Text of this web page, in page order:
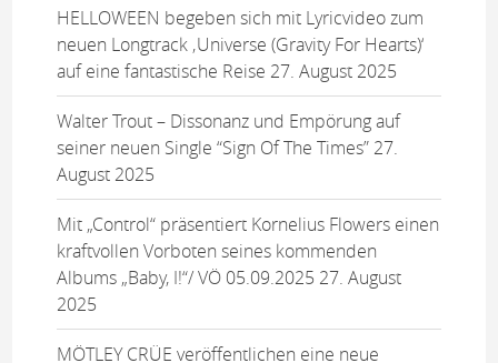
HELLOWEEN begeben sich mit Lyricvideo zum
neuen Longtrack ‚Universe (Gravity For Hearts)‘
auf eine fantastische Reise 27. August 2025
Walter Trout – Dissonanz und Empörung auf
seiner neuen Single “Sign Of The Times” 27.
August 2025
Mit „Control“ präsentiert Kornelius Flowers einen
kraftvollen Vorboten seines kommenden
Albums „Baby, I!“/ VÖ 05.09.2025 27. August
2025
MÖTLEY CRÜE veröffentlichen eine neue